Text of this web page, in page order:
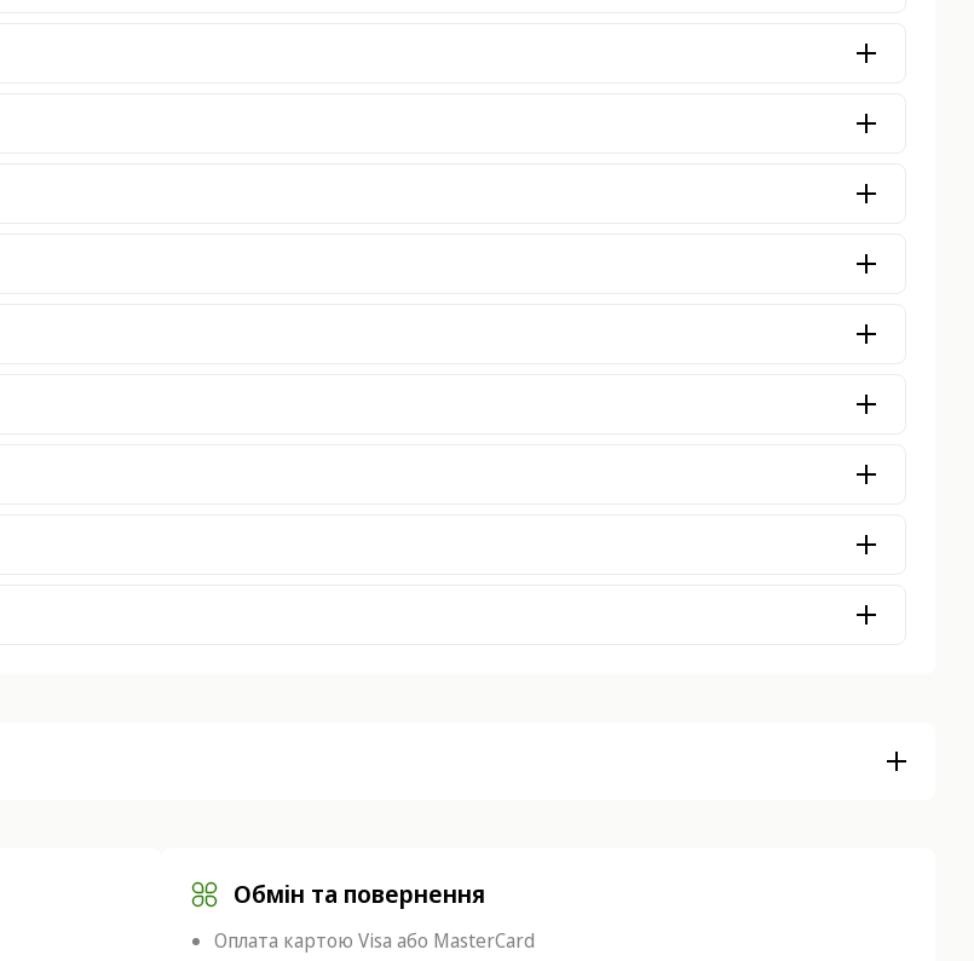
Обмін та повернення
Оплата картою Visa або MasterCard